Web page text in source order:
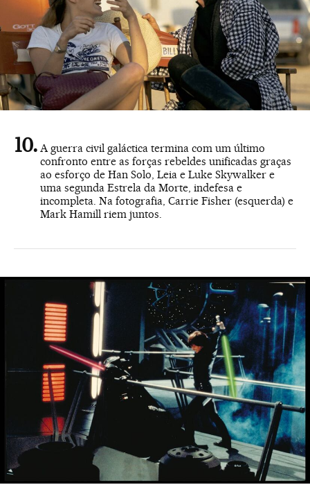
A guerra civil galáctica termina com um último
confronto entre as forças rebeldes unificadas graças
ao esforço de Han Solo, Leia e Luke Skywalker e
uma segunda Estrela da Morte, indefesa e
incompleta. Na fotografia, Carrie Fisher (esquerda) e
Mark Hamill riem juntos.